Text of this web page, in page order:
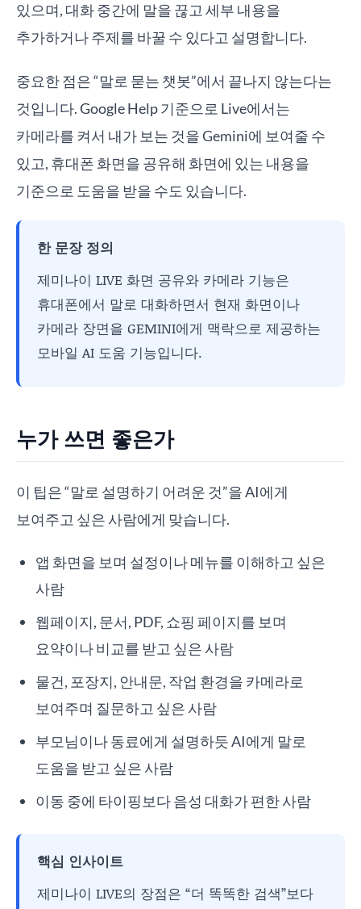
있으며, 대화 중간에 말을 끊고 세부 내용을
추가하거나 주제를 바꿀 수 있다고 설명합니다.
중요한 점은 “말로 묻는 챗봇”에서 끝나지 않는다는
것입니다. Google Help 기준으로 Live에서는
카메라를 켜서 내가 보는 것을 Gemini에 보여줄 수
있고, 휴대폰 화면을 공유해 화면에 있는 내용을
기준으로 도움을 받을 수도 있습니다.
한 문장 정의
제미나이 LIVE 화면 공유와 카메라 기능은
휴대폰에서 말로 대화하면서 현재 화면이나
카메라 장면을 GEMINI에게 맥락으로 제공하는
모바일 AI 도움 기능입니다.
누가 쓰면 좋은가
이 팁은 “말로 설명하기 어려운 것”을 AI에게
보여주고 싶은 사람에게 맞습니다.
앱 화면을 보며 설정이나 메뉴를 이해하고 싶은
사람
웹페이지, 문서, PDF, 쇼핑 페이지를 보며
요약이나 비교를 받고 싶은 사람
물건, 포장지, 안내문, 작업 환경을 카메라로
보여주며 질문하고 싶은 사람
부모님이나 동료에게 설명하듯 AI에게 말로
도움을 받고 싶은 사람
이동 중에 타이핑보다 음성 대화가 편한 사람
핵심 인사이트
제미나이 LIVE의 장점은 “더 똑똑한 검색”보다